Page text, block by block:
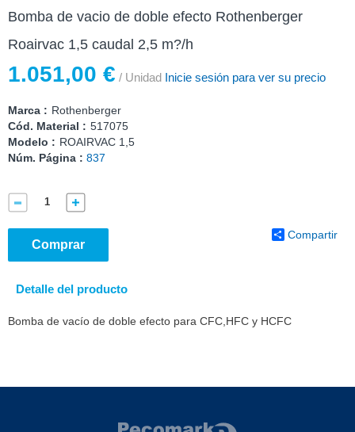
Bomba de vacio de doble efecto Rothenberger
Roairvac 1,5 caudal 2,5 m?/h
1.051,00 € / Unidad Inicie sesión para ver su precio
Marca : Rothenberger
Cód. Material : 517075
Modelo : ROAIRVAC 1,5
Núm. Página : 837
Comprar
Compartir
Detalle del producto
Bomba de vacío de doble efecto para CFC,HFC y HCFC